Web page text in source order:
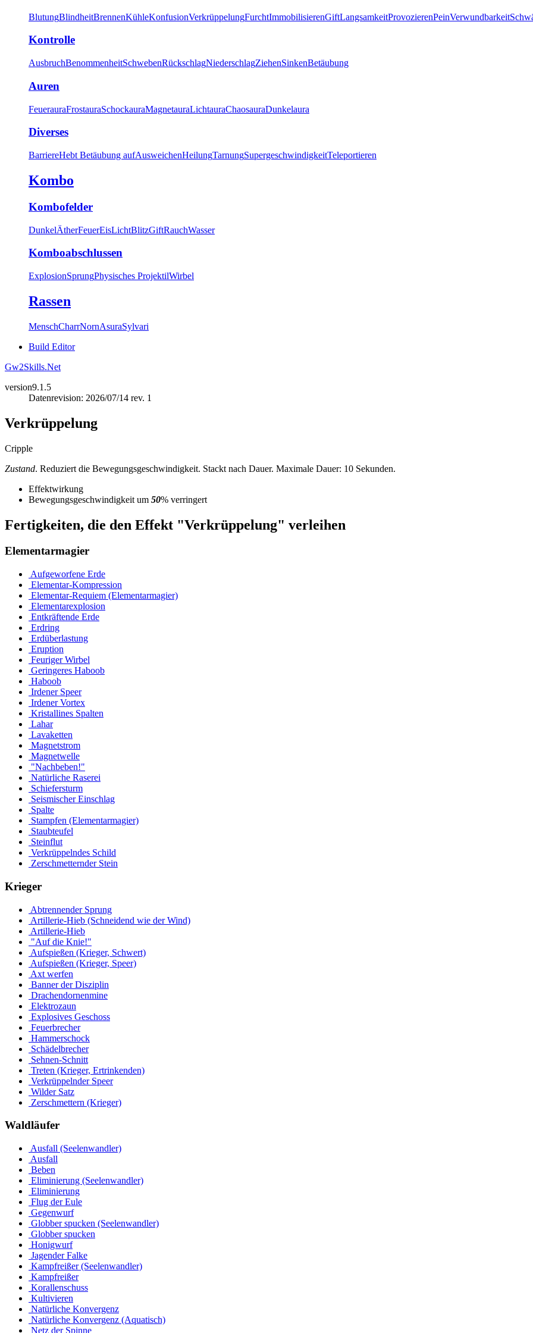
BlutungBlindheitBrennenKühleKonfusionVerkrüppelungFurchtImmobilisierenGiftLangsamkeitProvozierenPeinVerwundbarkeit
Kontrolle
AusbruchBenommenheitSchwebenRückschlagNiederschlagZiehenSinkenBetäubung
Auren
FeuerauraFrostauraSchockauraMagnetauraLichtauraChaosauraDunkelaura
Diverses
BarriereHebt Betäubung aufAusweichenHeilungTarnungSupergeschwindigkeitTeleportieren
Kombo
Kombofelder
DunkelÄtherFeuerEisLichtBlitzGiftRauchWasser
Komboabschlussen
ExplosionSprungPhysisches ProjektilWirbel
Rassen
MenschCharrNornAsuraSylvari
Build Editor
Gw2Skills.Net
version9.1.5
Datenrevision: 2026/07/14 rev. 1
Verkrüppelung
Cripple
Zustand. Reduziert die Bewegungsgeschwindigkeit. Stackt nach Dauer. Maximale Dauer: 10 Sekunden.
Effektwirkung
Bewegungsgeschwindigkeit um 50% verringert
Fertigkeiten, die den Effekt "Verkrüppelung" verleihen
Elementarmagier
Aufgeworfene Erde
Elementar-Kompression
Elementar-Requiem (Elementarmagier)
Elementarexplosion
Entkräftende Erde
Erdring
Erdüberlastung
Eruption
Feuriger Wirbel
Geringeres Haboob
Haboob
Irdener Speer
Irdener Vortex
Kristallines Spalten
Lahar
Lavaketten
Magnetstrom
Magnetwelle
"Nachbeben!"
Natürliche Raserei
Schiefersturm
Seismischer Einschlag
Spalte
Stampfen (Elementarmagier)
Staubteufel
Steinflut
Verkrüppelndes Schild
Zerschmetternder Stein
Krieger
Abtrennender Sprung
Artillerie-Hieb (Schneidend wie der Wind)
Artillerie-Hieb
"Auf die Knie!"
Aufspießen (Krieger, Schwert)
Aufspießen (Krieger, Speer)
Axt werfen
Banner der Disziplin
Drachendornenmine
Elektrozaun
Explosives Geschoss
Feuerbrecher
Hammerschock
Schädelbrecher
Sehnen-Schnitt
Treten (Krieger, Ertrinkenden)
Verkrüppelnder Speer
Wilder Satz
Zerschmettern (Krieger)
Waldläufer
Ausfall (Seelenwandler)
Ausfall
Beben
Eliminierung (Seelenwandler)
Eliminierung
Flug der Eule
Gegenwurf
Globber spucken (Seelenwandler)
Globber spucken
Honigwurf
Jagender Falke
Kampfreißer (Seelenwandler)
Kampfreißer
Korallenschuss
Kultivieren
Natürliche Konvergenz
Natürliche Konvergenz (Aquatisch)
Netz der Spinne